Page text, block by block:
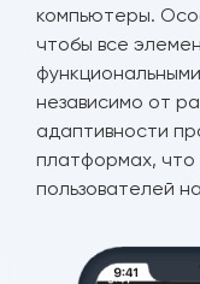
компьютеры.
чтобы все
независимо от
адаптивности
платформах, что
пользователей